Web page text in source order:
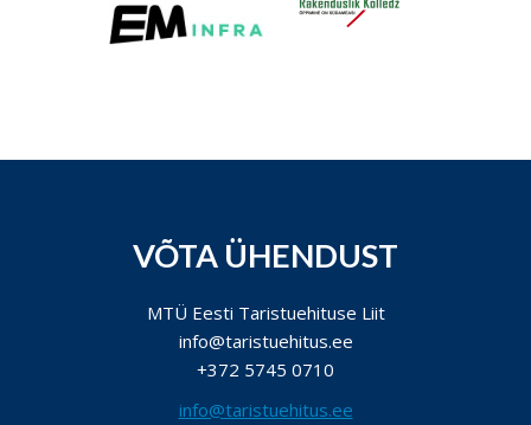
VÕTA ÜHENDUST
MTÜ Eesti Taristuehituse Liit
info@taristuehitus.ee
+372 5745 0710
info@taristuehitus.ee